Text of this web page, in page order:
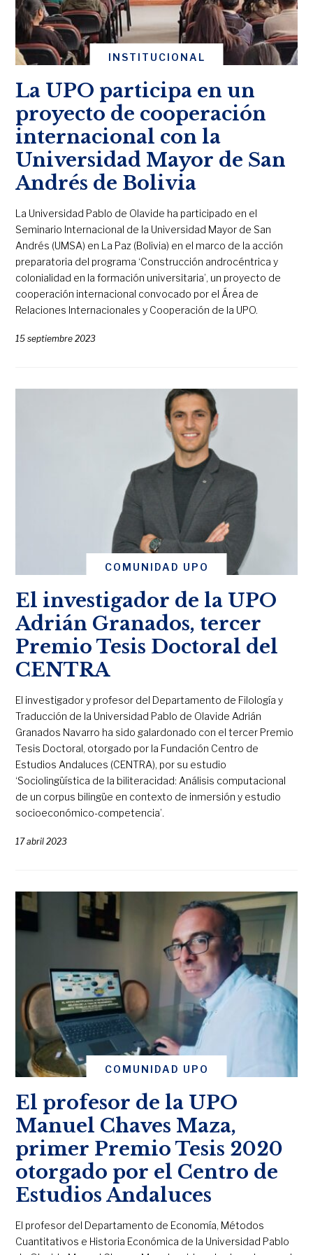
INSTITUCIONAL
La UPO participa en un
proyecto de cooperación
internacional con la
Universidad Mayor de San
Andrés de Bolivia
La Universidad Pablo de Olavide ha participado en el
Seminario Internacional de la Universidad Mayor de San
Andrés (UMSA) en La Paz (Bolivia) en el marco de la acción
preparatoria del programa ‘Construcción androcéntrica y
colonialidad en la formación universitaria’, un proyecto de
cooperación internacional convocado por el Área de
Relaciones Internacionales y Cooperación de la UPO.
15 septiembre 2023
COMUNIDAD UPO
El investigador de la UPO
Adrián Granados, tercer
Premio Tesis Doctoral del
CENTRA
El investigador y profesor del Departamento de Filología y
Traducción de la Universidad Pablo de Olavide Adrián
Granados Navarro ha sido galardonado con el tercer Premio
Tesis Doctoral, otorgado por la Fundación Centro de
Estudios Andaluces (CENTRA), por su estudio
‘Sociolingüística de la biliteracidad: Análisis computacional
de un corpus bilingüe en contexto de inmersión y estudio
socioeconómico-competencia’.
17 abril 2023
COMUNIDAD UPO
El profesor de la UPO
Manuel Chaves Maza,
primer Premio Tesis 2020
otorgado por el Centro de
Estudios Andaluces
El profesor del Departamento de Economía, Métodos
Cuantitativos e Historia Económica de la Universidad Pablo